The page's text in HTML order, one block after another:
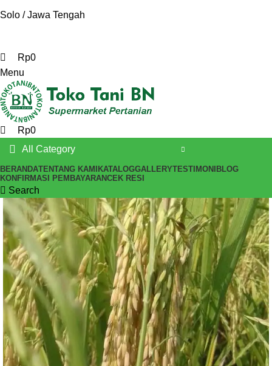
Solo / Jawa Tengah
Rp0
Menu
Rp0
All Category
BERANDATENTANG KAMI KATALOGGALLERYTESTIMONI BLOG
KONFIRMASI PEMBAYARANCEK RESI
Search